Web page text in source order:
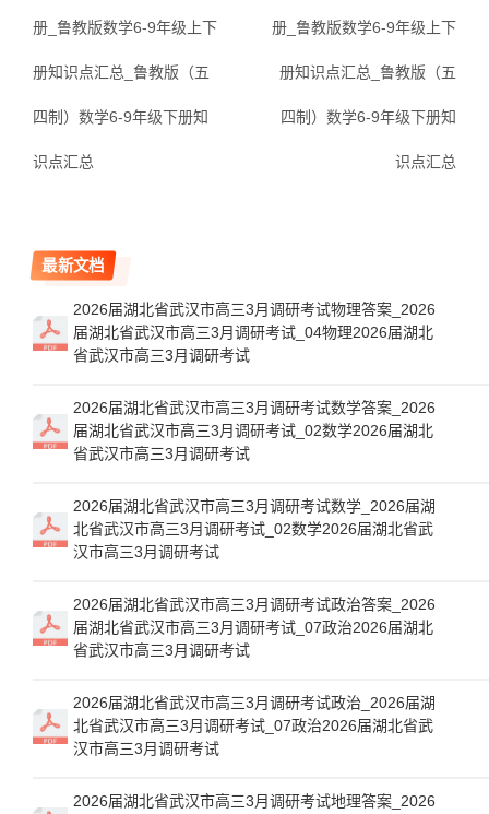
册_鲁教版数学6-9年级上下
册知识点汇总_鲁教版（五
四制）数学6-9年级下册知
识点汇总
册_鲁教版数学6-9年级上下
册知识点汇总_鲁教版（五
四制）数学6-9年级下册知
识点汇总
最新文档
2026届湖北省武汉市高三3月调研考试物理答案_2026
届湖北省武汉市高三3月调研考试_04物理2026届湖北
省武汉市高三3月调研考试
2026届湖北省武汉市高三3月调研考试数学答案_2026
届湖北省武汉市高三3月调研考试_02数学2026届湖北
省武汉市高三3月调研考试
2026届湖北省武汉市高三3月调研考试数学_2026届湖
北省武汉市高三3月调研考试_02数学2026届湖北省武
汉市高三3月调研考试
2026届湖北省武汉市高三3月调研考试政治答案_2026
届湖北省武汉市高三3月调研考试_07政治2026届湖北
省武汉市高三3月调研考试
2026届湖北省武汉市高三3月调研考试政治_2026届湖
北省武汉市高三3月调研考试_07政治2026届湖北省武
汉市高三3月调研考试
2026届湖北省武汉市高三3月调研考试地理答案_2026